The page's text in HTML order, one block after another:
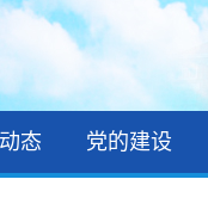
态 党的建设
公示和报到通知